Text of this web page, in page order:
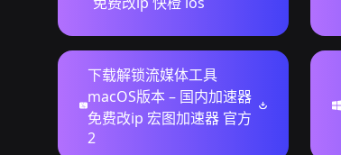
下载解锁流媒体工具
macOS版本 – 国内加速器
免费改ip 宏图加速器 官方
2